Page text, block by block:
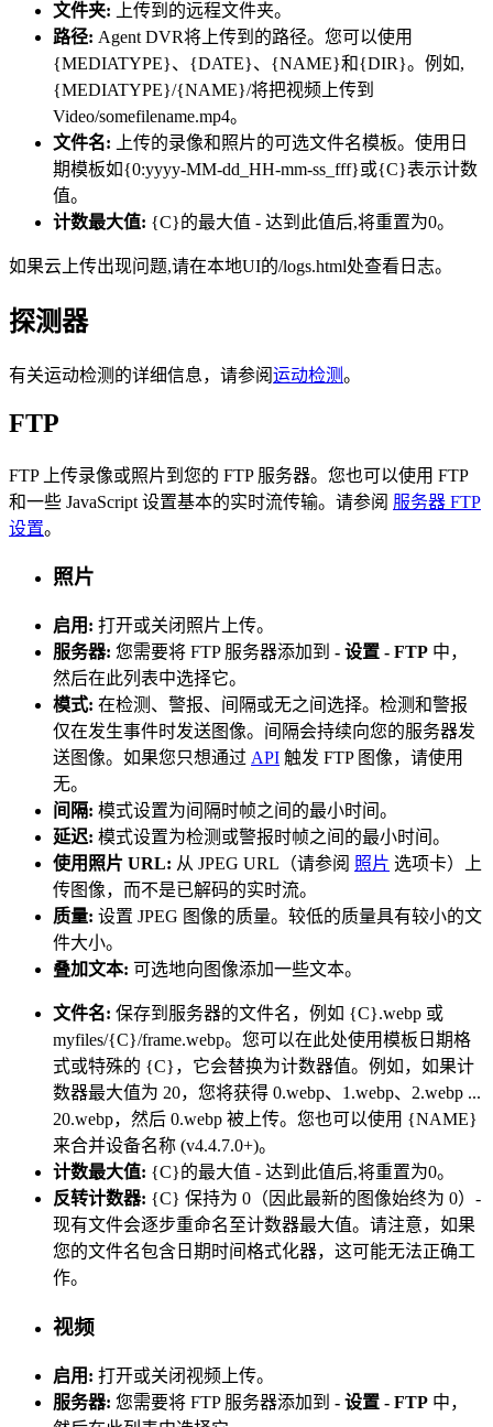
文件夹: 上传到的远程文件夹。
路径: Agent DVR将上传到的路径。您可以使用
{MEDIATYPE}、{DATE}、{NAME}和{DIR}。例如,
{MEDIATYPE}/{NAME}/将把视频上传到
Video/somefilename.mp4。
文件名: 上传的录像和照片的可选文件名模板。使用日
期模板如{0:yyyy-MM-dd_HH-mm-ss_fff}或{C}表示计数
值。
计数最大值: {C}的最大值 - 达到此值后,将重置为0。
如果云上传出现问题,请在本地UI的/logs.html处查看日志。
探测器
有关运动检测的详细信息，请参阅运动检测。
FTP
FTP 上传录像或照片到您的 FTP 服务器。您也可以使用 FTP
和一些 JavaScript 设置基本的实时流传输。请参阅 服务器 FTP
设置。
照片
启用: 打开或关闭照片上传。
服务器: 您需要将 FTP 服务器添加到 - 设置 - FTP 中，
然后在此列表中选择它。
模式: 在检测、警报、间隔或无之间选择。检测和警报
仅在发生事件时发送图像。间隔会持续向您的服务器发
送图像。如果您只想通过 API 触发 FTP 图像，请使用
无。
间隔: 模式设置为间隔时帧之间的最小时间。
延迟: 模式设置为检测或警报时帧之间的最小时间。
使用照片 URL: 从 JPEG URL（请参阅 照片 选项卡）上
传图像，而不是已解码的实时流。
质量: 设置 JPEG 图像的质量。较低的质量具有较小的文
件大小。
叠加文本: 可选地向图像添加一些文本。
文件名: 保存到服务器的文件名，例如 {C}.webp 或
myfiles/{C}/frame.webp。您可以在此处使用模板日期格
式或特殊的 {C}，它会替换为计数器值。例如，如果计
数器最大值为 20，您将获得 0.webp、1.webp、2.webp ...
20.webp，然后 0.webp 被上传。您也可以使用 {NAME}
来合并设备名称 (v4.4.7.0+)。
计数最大值: {C}的最大值 - 达到此值后,将重置为0。
反转计数器: {C} 保持为 0（因此最新的图像始终为 0）-
现有文件会逐步重命名至计数器最大值。请注意，如果
您的文件名包含日期时间格式化器，这可能无法正确工
作。
视频
启用: 打开或关闭视频上传。
服务器: 您需要将 FTP 服务器添加到 - 设置 - FTP 中，